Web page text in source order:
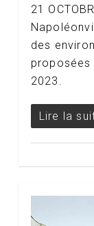
21
des
proposées
2023.
Lire la